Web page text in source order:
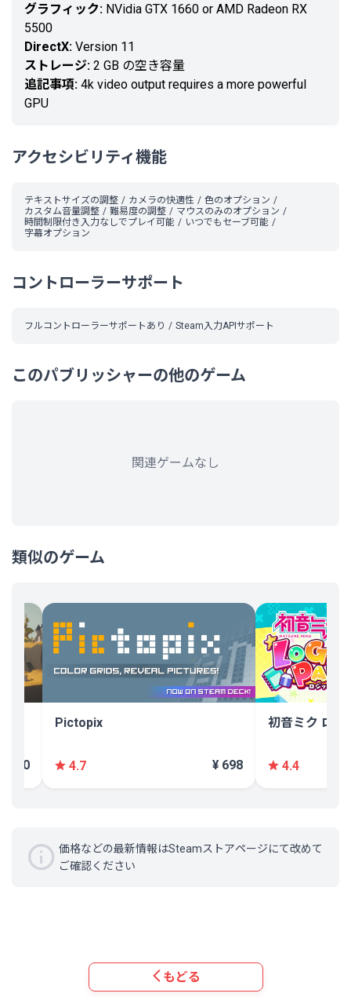
グラフィック: NVidia GTX 1660 or AMD Radeon RX
5500
DirectX: Version 11
ストレージ: 2 GB の空き容量
追記事項: 4k video output requires a more powerful
GPU
アクセシビリティ機能
テキストサイズの調整 カメラの快適性
色のオプション
カスタム音量調整
難易度の調整
マウスのみのオプション
時間制限付き入力なしでプレイ可能
いつでもセーブ可能
字幕オプション
コントローラーサポート
フルコントローラーサポートあり Steam入力APIサポート
このパブリッシャーの他のゲーム
関連ゲームなし
類似のゲーム
¥ 700
Pictopix
4.7 ¥ 698
初音ミク ロジ
4.4
価格などの最新情報はSteamストアページにて改めて
ご確認ください
もどる